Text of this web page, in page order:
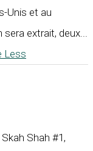
Unis et au
extrait, deux...
Less
Shah #1,